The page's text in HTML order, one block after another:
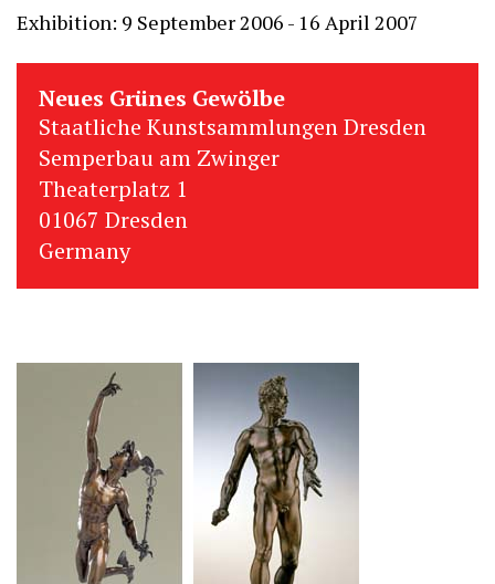
Exhibition: 9 September 2006 - 16 April 2007
Neues Grünes Gewölbe
Staatliche Kunstsammlungen Dresden
Semperbau am Zwinger
Theaterplatz 1
01067 Dresden
Germany